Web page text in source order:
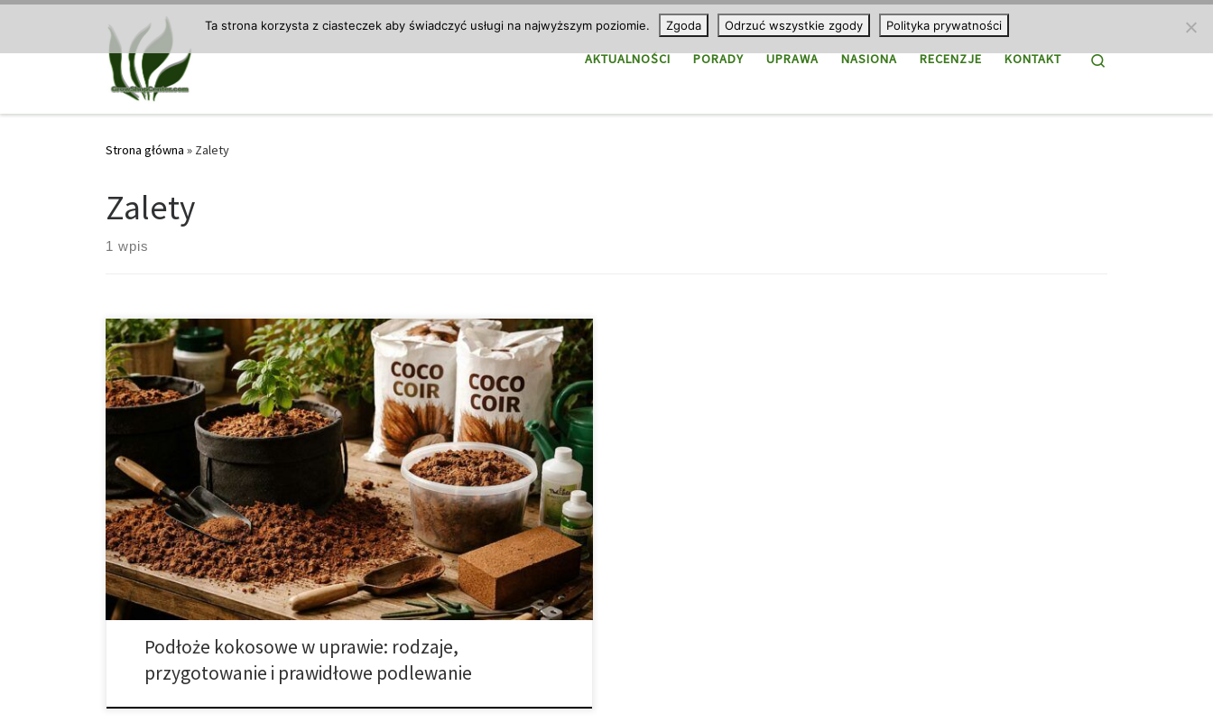
Przejdź do treści
AKTUALNOŚCI PORADY UPRAWA NASIONA RECENZJE KONTAKT Search
Strona główna » Zalety
Zalety
1 wpis
Wielu ogrodników na pewnym etapie rozważa odejście od tradycyjnej ziemi na rzecz
włókna kokosowego. Uprawa w tym medium stanowi połączenie wygody klasycznych
doniczek z precyzją oraz dynamiką wzrostu charakterystyczną dla hydroponiki. Warto
również podkreślić aspekt ekologiczny. Włókno kokosowe powstaje z rozdrobnionych
łupin orzechów kokosowych, które są odpadem przemysłu spożywczego. Dzięki […]
Podłoże kokosowe w uprawie: rodzaje,
przygotowanie i prawidłowe podlewanie
Ta strona korzysta z ciasteczek aby świadczyć usługi na najwyższym poziomie. Zgoda Odrzuć wszystkie zgody Polityka prywatności